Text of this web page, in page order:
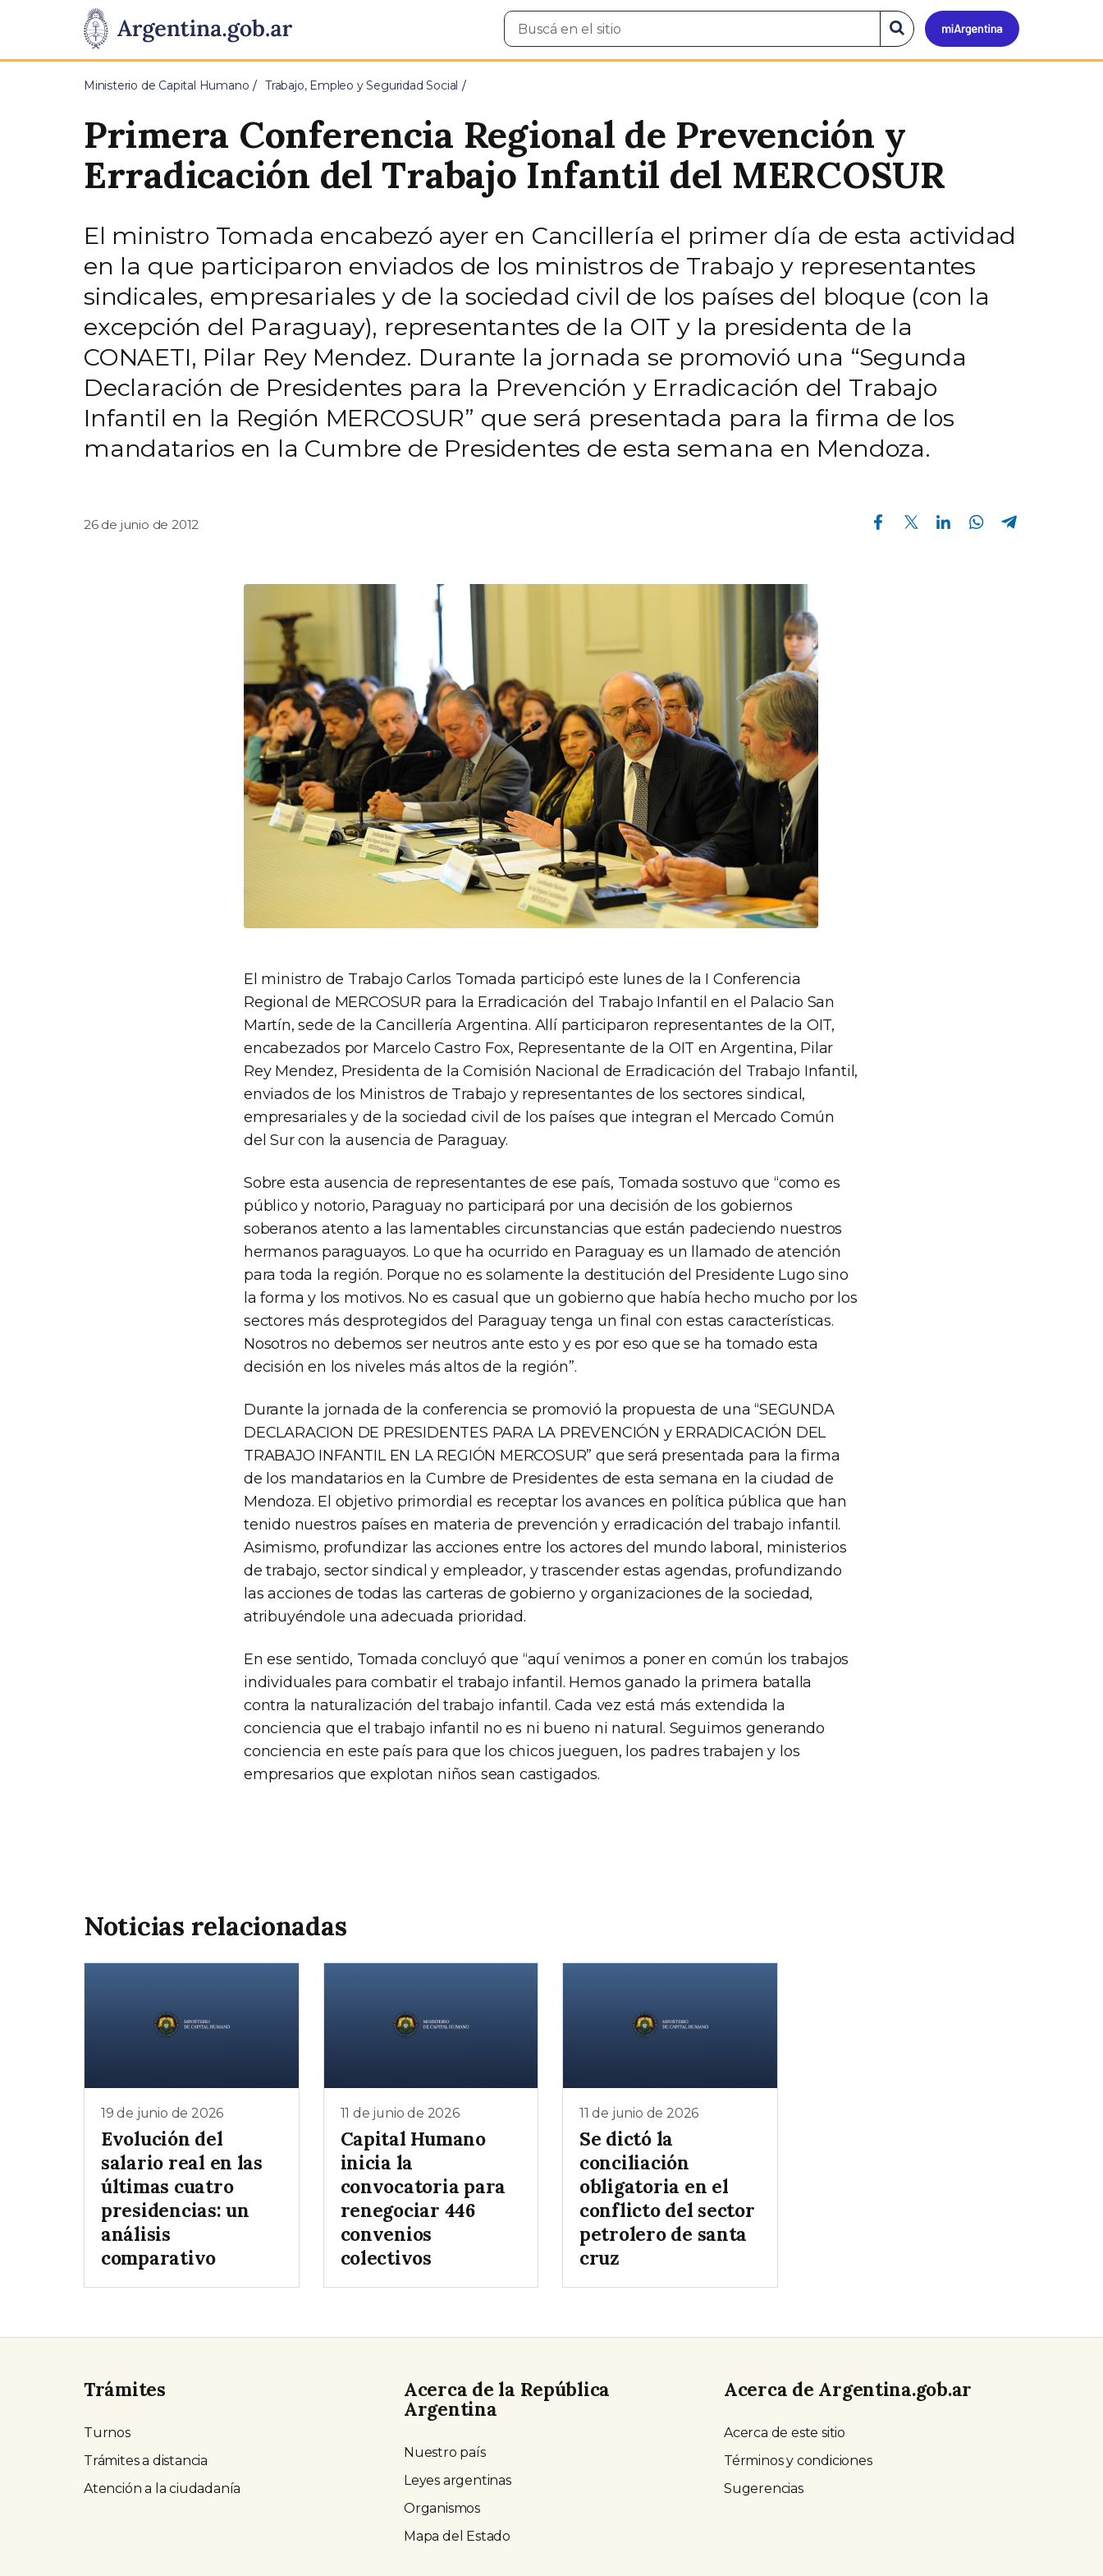
Presidencia
de
Pasar al contenido principal
Mi
Buscar
en
Buscar
en
el
Ministerio de Capital Humano Trabajo, Empleo y Seguridad Social
Primera Conferencia Regional de Prevención y
Erradicación del Trabajo Infantil del MERCOSUR
El ministro Tomada encabezó ayer en Cancillería el primer día de esta actividad
en la que participaron enviados de los ministros de Trabajo y representantes
sindicales, empresariales y de la sociedad civil de los países del bloque (con la
excepción del Paraguay), representantes de la OIT y la presidenta de la
CONAETI, Pilar Rey Mendez. Durante la jornada se promovió una “Segunda
Declaración de Presidentes para la Prevención y Erradicación del Trabajo
Infantil en la Región MERCOSUR” que será presentada para la firma de los
mandatarios en la Cumbre de Presidentes de esta semana en Mendoza.
26 de junio de 2012
Compartir en Facebook Compartir en Twitter Compartir en Linkedin Compartir en Whatsapp
El ministro de Trabajo Carlos Tomada participó este lunes de la I Conferencia
Regional de MERCOSUR para la Erradicación del Trabajo Infantil en el Palacio San
Martín, sede de la Cancillería Argentina. Allí participaron representantes de la OIT,
encabezados por Marcelo Castro Fox, Representante de la OIT en Argentina, Pilar
Rey Mendez, Presidenta de la Comisión Nacional de Erradicación del Trabajo Infantil,
enviados de los Ministros de Trabajo y representantes de los sectores sindical,
empresariales y de la sociedad civil de los países que integran el Mercado Común
del Sur con la ausencia de Paraguay.
Sobre esta ausencia de representantes de ese país, Tomada sostuvo que “como es
público y notorio, Paraguay no participará por una decisión de los gobiernos
soberanos atento a las lamentables circunstancias que están padeciendo nuestros
hermanos paraguayos. Lo que ha ocurrido en Paraguay es un llamado de atención
para toda la región. Porque no es solamente la destitución del Presidente Lugo sino
la forma y los motivos. No es casual que un gobierno que había hecho mucho por los
sectores más desprotegidos del Paraguay tenga un final con estas características.
Nosotros no debemos ser neutros ante esto y es por eso que se ha tomado esta
decisión en los niveles más altos de la región”.
Durante la jornada de la conferencia se promovió la propuesta de una “SEGUNDA
DECLARACION DE PRESIDENTES PARA LA PREVENCIÓN y ERRADICACIÓN DEL
TRABAJO INFANTIL EN LA REGIÓN MERCOSUR” que será presentada para la firma
de los mandatarios en la Cumbre de Presidentes de esta semana en la ciudad de
Mendoza. El objetivo primordial es receptar los avances en política pública que han
tenido nuestros países en materia de prevención y erradicación del trabajo infantil.
Asimismo, profundizar las acciones entre los actores del mundo laboral, ministerios
de trabajo, sector sindical y empleador, y trascender estas agendas, profundizando
las acciones de todas las carteras de gobierno y organizaciones de la sociedad,
atribuyéndole una adecuada prioridad.
En ese sentido, Tomada concluyó que “aquí venimos a poner en común los trabajos
individuales para combatir el trabajo infantil. Hemos ganado la primera batalla
contra la naturalización del trabajo infantil. Cada vez está más extendida la
conciencia que el trabajo infantil no es ni bueno ni natural. Seguimos generando
conciencia en este país para que los chicos jueguen, los padres trabajen y los
empresarios que explotan niños sean castigados.
Noticias relacionadas
19 de junio de 2026
Evolución del
salario real en las
últimas cuatro
presidencias: un
análisis
comparativo
11 de junio de 2026
Capital Humano
inicia la
convocatoria para
renegociar 446
convenios
colectivos
11 de junio de 2026
Se dictó la
conciliación
obligatoria en el
conflicto del sector
petrolero de santa
cruz
Trámites
Turnos
Trámites a distancia
Atención a la ciudadanía
Acerca de la República
Argentina
Nuestro país
Leyes argentinas
Organismos
Mapa del Estado
Acerca de Argentina.gob.ar
Acerca de este sitio
Términos y condiciones
Sugerencias